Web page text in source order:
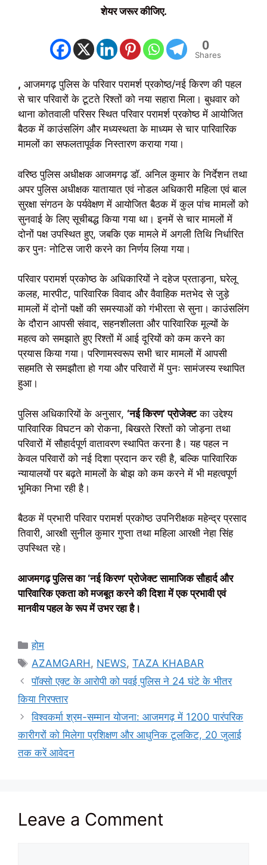
शेयर जरूर कीजिए.
0
Shares
, आजमगढ़ पुलिस के परिवार परामर्श प्रकोष्ठ/नई किरण की पहल
से चार परिवारों के टूटते रिश्तों को नया सहारा मिला। बुधवार को
थाना कोतवाली परिसर स्थित परिवार परामर्श प्रकोष्ठ में आयोजित
बैठक में काउंसलिंग और मध्यस्थता के माध्यम से चार पारिवारिक
मामलों का सफलतापूर्वक निस्तारण कराया गया।
वरिष्ठ पुलिस अधीक्षक आजमगढ़ डॉ. अनिल कुमार के निर्देशन तथा
अपर पुलिस अधीक्षक यातायात एवं नोडल अधिकारी महिला एवं बाल
सुरक्षा संगठन के पर्यवेक्षण में आयोजित बैठक में कुल पांच मामलों को
सुनवाई के लिए सूचीबद्ध किया गया था। इनमें से चार मामलों में
दोनों पक्ष उपस्थित हुए, जबकि एक मामले में अगली तिथि निर्धारित
कर पुनः नोटिस जारी करने का निर्णय लिया गया।
परिवार परामर्श प्रकोष्ठ के अधिकारियों ने दहेज प्रताड़ना, घरेलू
कलह, मारपीट, पारिवारिक विवाद और वैवाहिक मतभेद से जुड़े
मामलों में दोनों पक्षों की समस्याओं को गंभीरता से सुना। काउंसलिंग
के दौरान आपसी संवाद, सहनशीलता और पारिवारिक मूल्यों के
महत्व को समझाते हुए रिश्तों में आई दूरियों को कम करने का
प्रयास किया गया। परिणामस्वरूप सभी चार मामलों में आपसी
सहमति से समझौता हो गया और परिवारों में पुनः सामंजस्य स्थापित
हुआ।
पुलिस अधिकारियों के अनुसार, ‘नई किरण’ प्रोजेक्टका उद्देश्य
पारिवारिक विघटन को रोकना, बिखरते रिश्तों को जोड़ना तथा
परिवारों में सौहार्दपूर्ण वातावरण स्थापित करना है। यह पहल न
केवल परिवारों को नई दिशा प्रदान कर रही है, बल्कि पारिवारिक
न्यायालयों पर बढ़ते मामलों के बोझ को कम करने में भी महत्वपूर्ण
भूमिका निभा रही है।
बैठक में प्रभारी परिवार परामर्श प्रकोष्ठ उपनिरीक्षक महेन्द्र प्रसाद
तिवारी, आरक्षी सुनील कुमार गुप्ता तथा महिला आरक्षी नेहा सिंह
उपस्थित रहे।
आजमगढ़ पुलिस का ‘नई किरण’ प्रोजेक्ट सामाजिक सौहार्द और
पारिवारिक एकता को मजबूत करने की दिशा में एक प्रभावी एवं
मानवीय पहल के रूप में उभर रहा है।
Categories
होम
Tags
AZAMGARH , NEWS,TAZA KHABAR
पॉक्सो एक्ट के आरोपी को पवई पुलिस ने 24 घंटे के भीतर
किया गिरफ्तार
विश्वकर्मा श्रम-सम्मान योजना: आजमगढ़ में 1200 पारंपरिक
कारीगरों को मिलेगा प्रशिक्षण और आधुनिक टूलकिट, 20 जुलाई
तक करें आवेदन
Leave a Comment